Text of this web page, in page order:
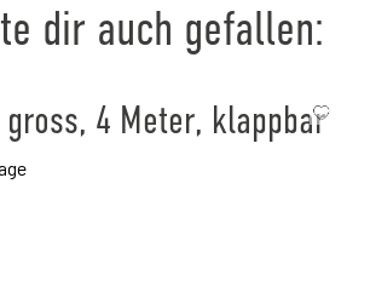
dir auch gefallen:
gross, 4 Meter, klappbar